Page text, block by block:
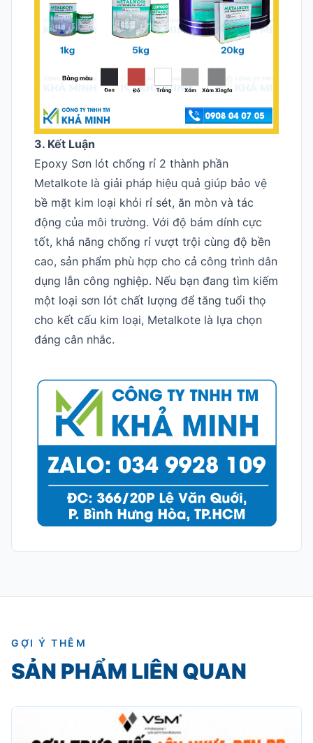
3. Kết Luận
Epoxy Sơn lót chống rỉ 2 thành phần
Metalkote là giải pháp hiệu quả giúp bảo vệ
bề mặt kim loại khỏi rỉ sét, ăn mòn và tác
động của môi trường. Với độ bám dính cực
tốt, khả năng chống rỉ vượt trội cùng độ bền
cao, sản phẩm phù hợp cho cả công trình dân
dụng lẫn công nghiệp. Nếu bạn đang tìm kiếm
một loại sơn lót chất lượng để tăng tuổi thọ
cho kết cấu kim loại, Metalkote là lựa chọn
đáng cân nhắc.
GỢI Ý THÊM
SẢN PHẨM LIÊN QUAN